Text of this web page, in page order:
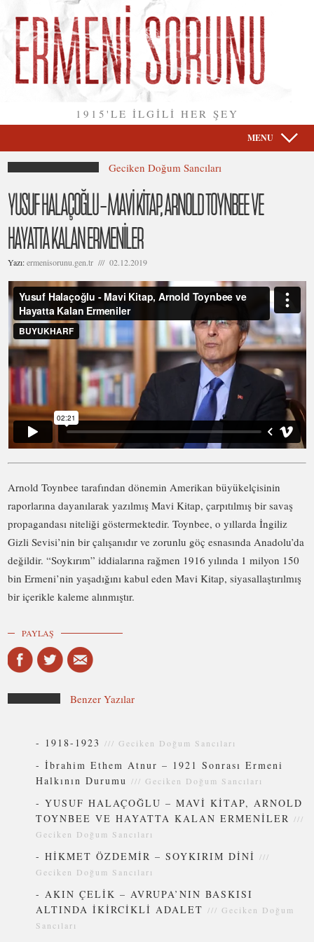
1915'LE İLGİLİ HER ŞEY
MENU
Geciken Doğum Sancıları
YUSUF HALAÇOĞLU – MAVİ KİTAP, ARNOLD TOYNBEE VE
HAYATTA KALAN ERMENİLER
Yazı:ermenisorunu.gen.tr /// 02.12.2019
Arnold Toynbee tarafından dönemin Amerikan büyükelçisinin
raporlarına dayanılarak yazılmış Mavi Kitap, çarpıtılmış bir savaş
propagandası niteliği göstermektedir. Toynbee, o yıllarda İngiliz
Gizli Sevisi’nin bir çalışanıdır ve zorunlu göç esnasında Anadolu’da
değildir. “Soykırım” iddialarına rağmen 1916 yılında 1 milyon 150
bin Ermeni’nin yaşadığını kabul eden Mavi Kitap, siyasallaştırılmış
bir içerikle kaleme alınmıştır.
PAYLAŞ
Benzer Yazılar
- 1918-1923 ///Geciken Doğum Sancıları
-İbrahim Ethem Atnur – 1921 Sonrası Ermeni
Halkının Durumu ///Geciken Doğum Sancıları
-YUSUF HALAÇOĞLU – MAVİ KİTAP, ARNOLD
TOYNBEE VE HAYATTA KALAN ERMENİLER ///
Geciken Doğum Sancıları
-HİKMET ÖZDEMİR – SOYKIRIM DİNİ ///
Geciken Doğum Sancıları
- AKIN ÇELİK – AVRUPA’NIN BASKISI
ALTINDA İKİRCİKLİ ADALET ///Geciken Doğum
Sancıları